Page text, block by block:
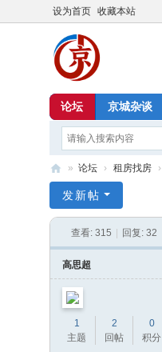
设为首页 收藏本站
论坛 京城杂谈
京
» 论坛 › 租房找房 ›
发新帖
查看: 315 回复: 32
高思超
1
主题
2
回帖
0
积分